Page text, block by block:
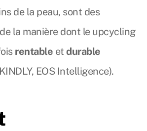
de la peau, sont des
la manière dont le upcycling
rentable etdurable
EOS Intelligence).